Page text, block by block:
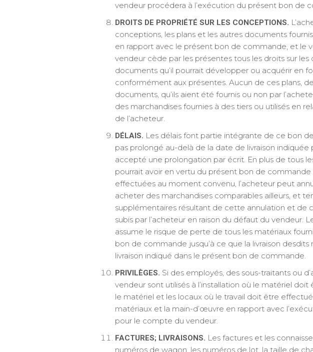
vendeur procédera à l’exécution du présent bon de
DROITS DE PROPRIÉTÉ SUR LES CONCEPTIONS.
conceptions, les plans et les autres documents
en rapport avec le présent bon de commande, et le
vendeur cède par les présentes tous les droits sur
documents qu’il pourrait développer ou acquérir en
conformément aux présentes. Aucun de ces plans,
documents, qu’ils aient été fournis ou non par
des marchandises fournies à des tiers ou utilisés en
de l’acheteur.
DÉLAIS. Les délais font partie intégrante de ce bon
pas prolongé au-delà de la date de livraison indiquée
accepté une prolongation par écrit. En plus de tous
pourrait avoir en vertu du présent bon de commande
effectuées au moment convenu, l’acheteur peut
acheter des marchandises comparables ailleurs, et
supplémentaires résultant de cette annulation et de
subis par l’acheteur en raison du défaut du
assume le risque de perte de tous les matériaux
bon de commande jusqu’à ce que la livraison
livraison indiqué dans le présent bon de commande.
PRIVILÈGES. Si des employés, des sous-traitants ou
vendeur sont utilisés à l’installation où le matériel
le matériel et les locaux où le travail doit être
matériaux et la main-d’œuvre en rapport avec
pour le compte du vendeur.
FACTURES; LIVRAISONS. Les factures et les
numéros de wagon, les numéros de lot, la taille de